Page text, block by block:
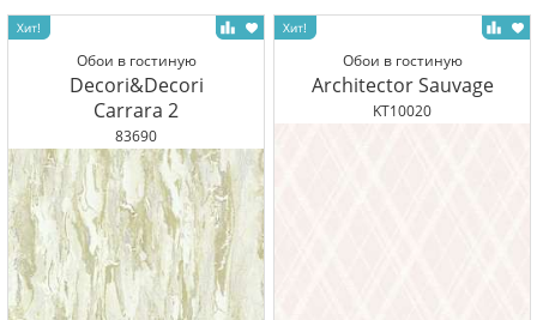
Обои в гостиную
Decori&Decori
Carrara 2
83690
Обои в гостиную
Architector Sauvage
KT10020